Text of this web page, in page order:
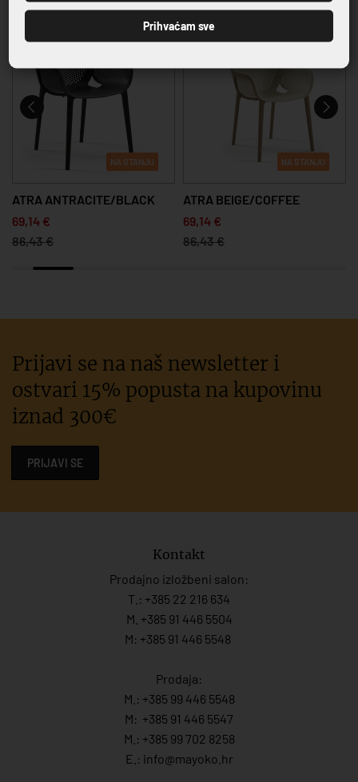
-20%
NA STANJU
ATRA ANTRACITE/BLACK
69,14 €
86,43 €
-20%
NA STANJU
ATRA BEIGE/COFFEE
69,14 €
86,43 €
Prijavi se na naš newsletter i
ostvari 15% popusta na kupovinu
iznad 300€
PRIJAVI SE
Kontakt
Prodajno izložbeni salon:
T.: +385 22 216 634
M. +385 91 446 5504
M: +385 91 446 5548
Prodaja:
M.: +385 99 446 5548
M: +385 91 446 5547
M.: +385 99 702 8258
E.: info@mayoko. hr
Prihvaćam sve